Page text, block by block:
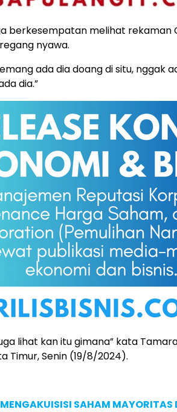
berkesempatan melihat rekaman
nyawa.
ada dia doang di situ, nggak
dia.”
lihat kan itu gimana” kata
Timur, Senin (19/8/2024).
SAHAM MAYORITAS